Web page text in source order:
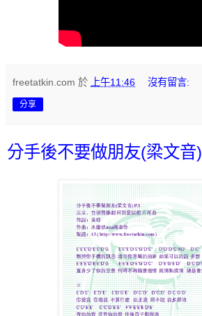
freetatkin.com 於 上午11:46 沒有留言:
分享
分手後不要做朋友(梁文音)